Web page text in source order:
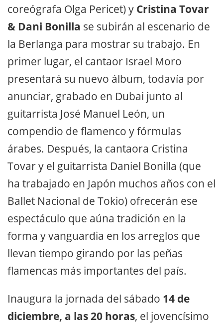
coreógrafa Olga Pericet) y Cristina Tovar
& Dani Bonilla se subirán al escenario de
la Berlanga para mostrar su trabajo. En
primer lugar, el cantaor Israel Moro
presentará su nuevo álbum, todavía por
anunciar, grabado en Dubai junto al
guitarrista José Manuel León, un
compendio de flamenco y fórmulas
árabes. Después, la cantaora Cristina
Tovar y el guitarrista Daniel Bonilla (que
ha trabajado en Japón muchos años con el
Ballet Nacional de Tokio) ofrecerán ese
espectáculo que aúna tradición en la
forma y vanguardia en los arreglos que
llevan tiempo girando por las peñas
flamencas más importantes del país.
Inaugura la jornada del sábado 14 de
diciembre, a las 20 horas, el jovencísimo